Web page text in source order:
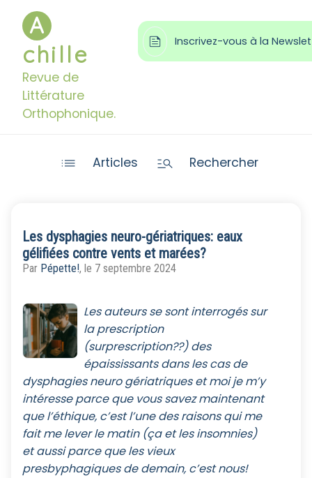
A
chille
Revue de
Littérature
Orthophonique.
 Inscrivez-vous à la
 Articles  Rechercher
Les dysphagies neuro-gériatriques: eaux
gélifiées contre vents et marées?
Par Pépette!, le 7 septembre 2024
Les auteurs se sont interrogés sur
la prescription
(surprescription??) des
épaississants dans les cas de
dysphagies neuro gériatriques et moi je m’y
intéresse parce que vous savez maintenant
que l’éthique, c’est l’une des raisons qui me
fait me lever le matin (ça et les insomnies)
et aussi parce que les vieux
presbyphagiques de demain, c’est nous!